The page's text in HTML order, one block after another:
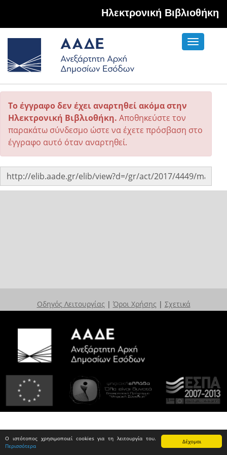
Δέχομαι
Ο ιστότοπος χρησιμοποιεί cookies για τη λειτουργία του.
Περισσότερα
Hλεκτρονική Βιβλιοθήκη
Toggle
Το έγγραφο δεν έχει αναρτηθεί ακόμα στην
Ηλεκτρονική Βιβλιοθήκη. Αποθηκεύστε τον
παρακάτω σύνδεσμο ώστε να έχετε πρόσβαση στο
έγγραφο αυτό όταν αναρτηθεί.
Οδηγός Λειτουργίας | Όροι Χρήσης | Σχετικά